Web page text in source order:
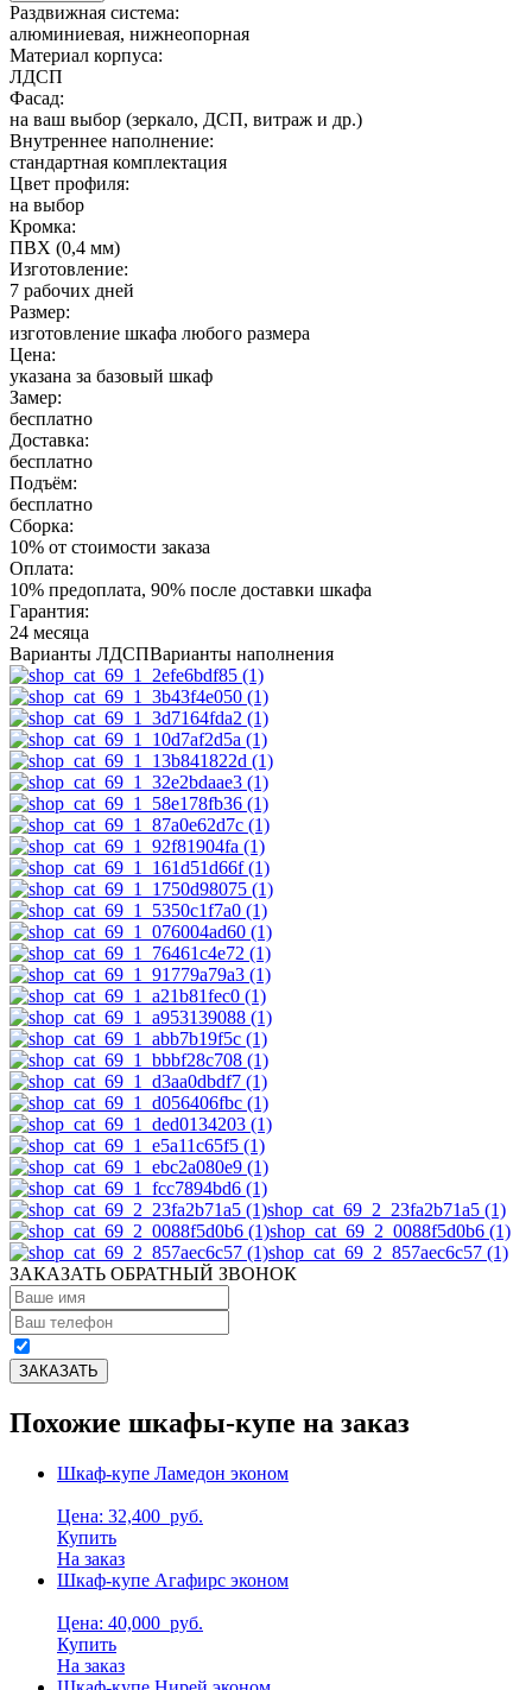
Раздвижная система:
алюминиевая, нижнеопорная
Материал корпуса:
ЛДСП
Фасад:
на ваш выбор (зеркало, ДСП, витраж и др.)
Внутреннее наполнение:
стандартная комплектация
Цвет профиля:
на выбор
Кромка:
ПВХ (0,4 мм)
Изготовление:
7 рабочих дней
Размер:
изготовление шкафа любого размера
Цена:
указана за базовый шкаф
Замер:
бесплатно
Доставка:
бесплатно
Подъём:
бесплатно
Сборка:
10% от стоимости заказа
Оплата:
10% предоплата, 90% после доставки шкафа
Гарантия:
24 месяца
Варианты ЛДСПВарианты наполнения
shop_cat_69_2_23fa2b71a5 (1)
shop_cat_69_2_0088f5d0b6 (1)
shop_cat_69_2_857aec6c57 (1)
ЗАКАЗАТЬ ОБРАТНЫЙ ЗВОНОК
Похожие шкафы-купе на заказ
Шкаф-купе Ламедон эконом
Цена: 32,400 руб.
Купить
На заказ
Шкаф-купе Агафирс эконом
Цена: 40,000 руб.
Купить
На заказ